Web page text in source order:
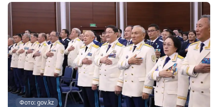
Фото: gov.kz